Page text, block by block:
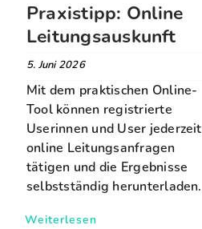
Praxistipp: Online
Leitungsauskunft
5. Juni 2026
Mit dem praktischen Online-
Tool können registrierte
Userinnen und User jederzeit
online Leitungsanfragen
tätigen und die Ergebnisse
selbstständig herunterladen.
Weiterlesen